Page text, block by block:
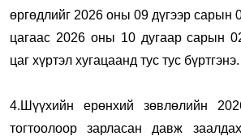
өргөдлийг 2026 оны 09 дүгээр сарын
цагаас 2026 оны 10 дугаар сарын
цаг хүртэл хугацаанд тус тус бүртгэнэ.
4.Шүүхийн ерөнхий зөвлөлийн
тогтоолоор зарласан давж